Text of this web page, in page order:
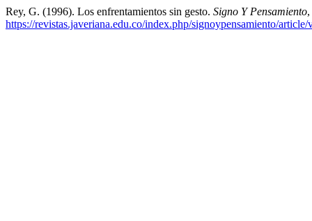
Rey, G. (1996). Los enfrentamientos sin gesto. Signo Y Pensamiento,
https://revistas.javeriana.edu.co/index.php/signoypensamiento/